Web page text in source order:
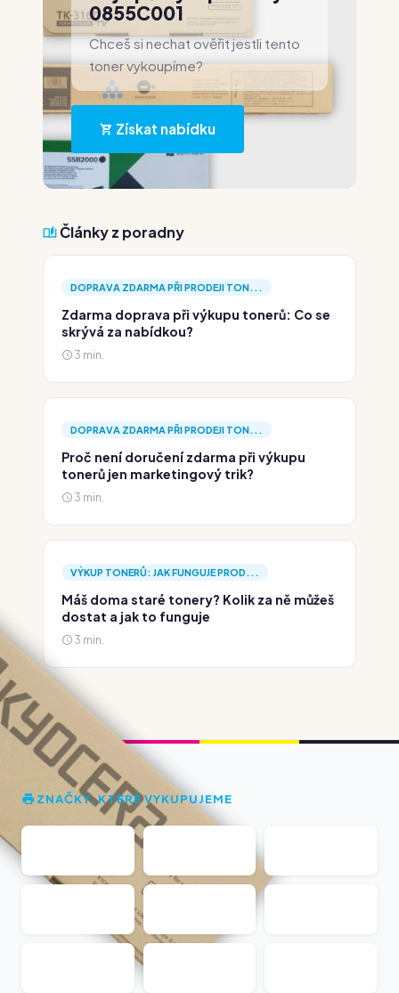
0855C001
Chceš si nechat ověřit jestli tento
toner vykoupíme?
Získat nabídku
Články z poradny
DOPRAVA ZDARMA PŘI PRODEJI TON...
Zdarma doprava při výkupu tonerů: Co se
skrývá za nabídkou?
3 min.
DOPRAVA ZDARMA PŘI PRODEJI TON...
Proč není doručení zdarma při výkupu
tonerů jen marketingový trik?
3 min.
VÝKUP TONERŮ: JAK FUNGUJE PROD...
Máš doma staré tonery? Kolik za ně můžeš
dostat a jak to funguje
3 min.
ZNAČKY, KTERÉ VYKUPUJEME